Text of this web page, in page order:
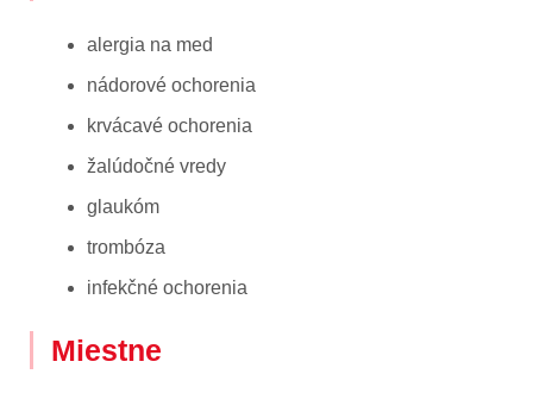
alergia na med
nádorové ochorenia
krvácavé ochorenia
žalúdočné vredy
glaukóm
trombóza
infekčné ochorenia
Miestne